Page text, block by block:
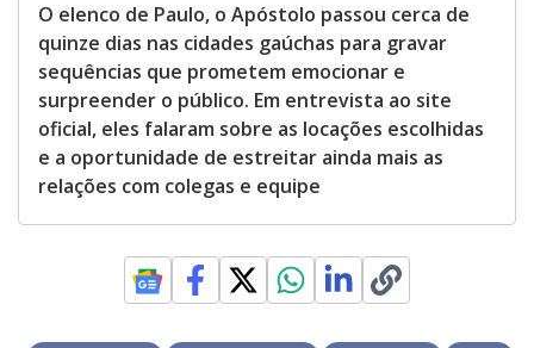
O elenco de Paulo, o Apóstolo passou cerca de
quinze dias nas cidades gaúchas para gravar
sequências que prometem emocionar e
surpreender o público. Em entrevista ao site
oficial, eles falaram sobre as locações escolhidas
e a oportunidade de estreitar ainda mais as
relações com colegas e equipe